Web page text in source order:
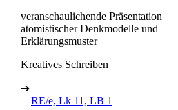
veranschaulichende Präsentation
atomistischer Denkmodelle und
Erklärungsmuster
Kreatives Schreiben
➔
RE/e, Lk 11, LB 1